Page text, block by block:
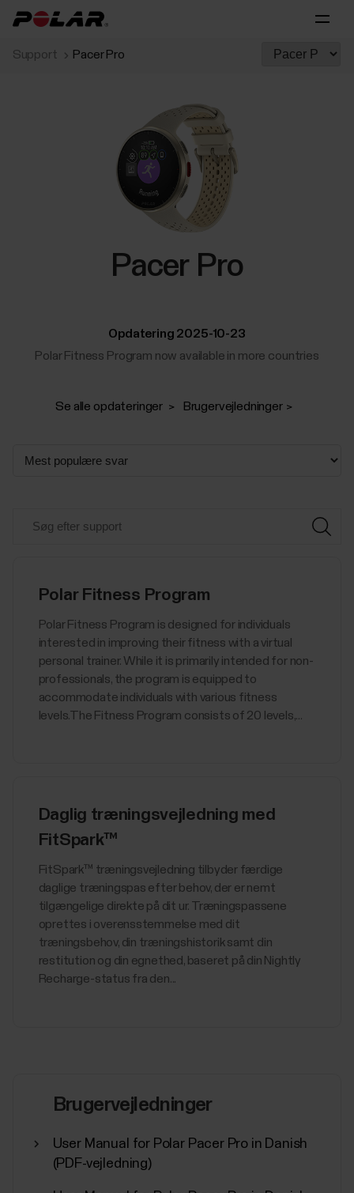
Support Pacer Pro
Pacer Pro
Opdatering 2025-10-23
Polar Fitness Program now available in more countries
Se alle opdateringer Brugervejledninger
Polar Fitness Program
Polar Fitness Program is designed for individuals
interested in improving their fitness with a virtual
personal trainer. While it is primarily intended for non-
professionals, the program is equipped to
accommodate individuals with various fitness
levels.The Fitness Program consists of 20 levels,...
Daglig træningsvejledning med
FitSpark™
​​FitSpark™ træningsvejledning tilbyder færdige
daglige træningspas efter behov, der er nemt
tilgængelige direkte på dit ur. Træningspassene
oprettes i overensstemmelse med dit
træningsbehov, din træningshistorik samt din
restitution og din egnethed, baseret på din Nightly
Recharge-status fra den...
Brugervejledninger
User Manual for Polar Pacer Pro in Danish
(PDF-vejledning)